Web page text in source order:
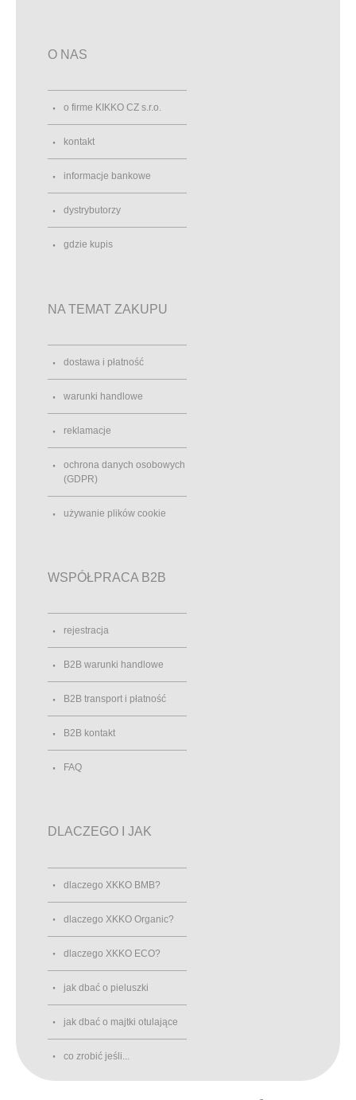
O NAS
o firme KIKKO CZ s.r.o.
kontakt
informacje bankowe
dystrybutorzy
gdzie kupis
NA TEMAT ZAKUPU
dostawa i płatność
warunki handlowe
reklamacje
ochrona danych osobowych
(GDPR)
używanie plików cookie
WSPÓŁPRACA B2B
rejestracja
B2B warunki handlowe
B2B transport i płatność
B2B kontakt
FAQ
DLACZEGO I JAK
dlaczego XKKO BMB?
dlaczego XKKO Organic?
dlaczego XKKO ECO?
jak dbać o pieluszki
jak dbać o majtki otulające
co zrobić jeśli...